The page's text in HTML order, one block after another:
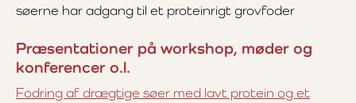
søerne har adgang til et proteinrigt grovfoder
Præsentationer på workshop, møder og
konferencer o.l.
Fodring af drægtige søer med lavt protein og et